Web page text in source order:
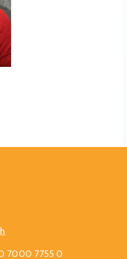
7000 7755 0